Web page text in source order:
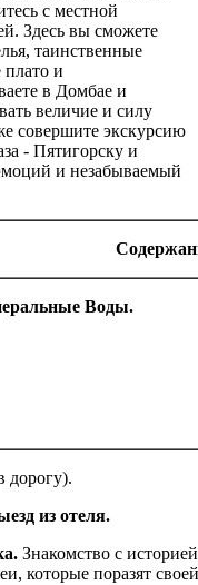
с местной
Здесь вы сможете
таинственные
и
в Домбае и
величие и силу
совершите экскурсию
- Пятигорску и
и незабываемый
Воды.
дорогу).
из отеля.
Знакомство с
которые поразят